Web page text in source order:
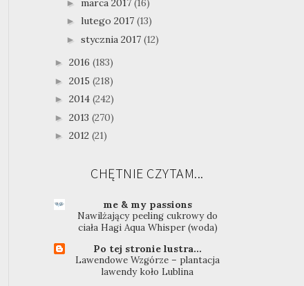
► marca 2017 (16)
► lutego 2017 (13)
► stycznia 2017 (12)
► 2016 (183)
► 2015 (218)
► 2014 (242)
► 2013 (270)
► 2012 (21)
CHĘTNIE CZYTAM...
me & my passions
Nawilżający peeling cukrowy do
ciała Hagi Aqua Whisper (woda)
Po tej stronie lustra...
Lawendowe Wzgórze – plantacja
lawendy koło Lublina